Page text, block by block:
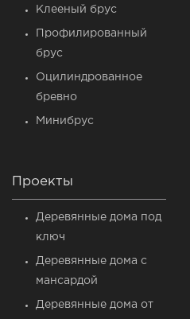
Клееный брус
Профилированный
брус
Оцилиндрованное
бревно
Минибрус
Проекты
Деревянные дома под
ключ
Деревянные дома c
мансардой
Деревянные дома от